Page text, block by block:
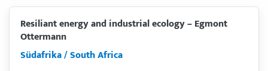
Resiliant energy and industrial ecology – Egmont
Ottermann
Südafrika / South Africa